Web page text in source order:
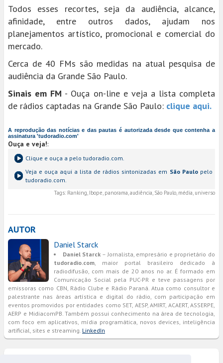
Todos esses recortes, seja da audiência, alcance,
afinidade, entre outros dados, ajudam nos
planejamentos artístico, promocional e comercial do
mercado.
Cerca de 40 FMs são medidas na atual pesquisa de
audiência da Grande São Paulo.
Sinais em FM - Ouça on-line e veja a lista completa
de rádios captadas na Grande São Paulo: clique aqui.
A reprodução das notícias e das pautas é autorizada desde que contenha a
assinatura 'tudoradio.com'
Ouça e veja!:
Clique e ouça a pelo tudoradio.com.
Veja e ouça aqui a lista de rádios sintonizadas em São Paulopelo
tudoradio.com.
Tags: Ranking, Ibope, panorama, audiência, São Paulo, média, universo
AUTOR
Daniel Starck
Daniel Starck – Jornalista, empresário e proprietário do
tudoradio.com, maior portal brasileiro dedicado à
radiodifusão, com mais de 20 anos no ar. É formado em
Comunicação Social pela PUC-PR e teve passagens por
emissoras como CBN, Rádio Clube e Rádio Paraná. Atua como consultor e
palestrante nas áreas artística e digital do rádio, com participação em
eventos promovidos por entidades como SET, AESP, AMIRT, ACAERT, ASSERPE,
AERP e MidiacomPB. Também possui conhecimento na área de tecnologia,
com foco em aplicativos, mídia programática, novos devices, inteligência
artificial, sites e streaming. LinkedIn